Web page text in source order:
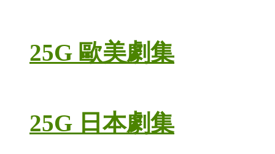
25G 歐美劇集
25G 日本劇集